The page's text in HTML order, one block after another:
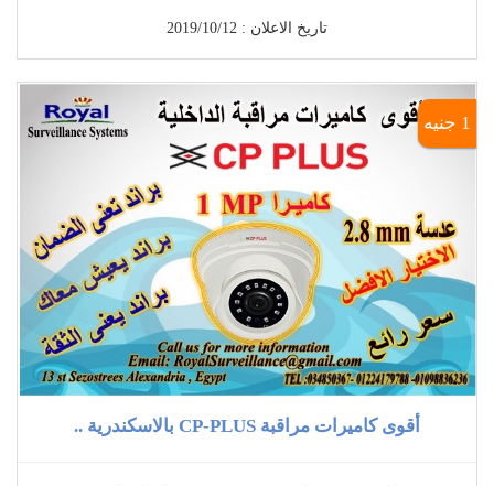
تاريخ الاعلان : 2019/10/12
1 جنيه
أقوى كاميرات مراقبة CP-PLUS بالاسكندرية ..